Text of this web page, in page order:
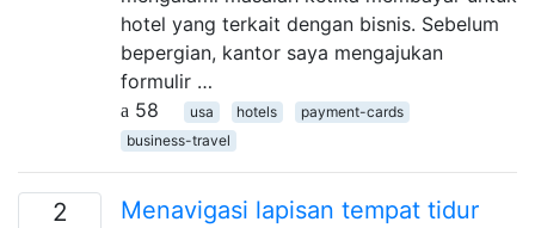
hotel yang terkait dengan bisnis. Sebelum
bepergian, kantor saya mengajukan
formulir …
58
usa hotels
payment-cards
business-travel
2
Menavigasi lapisan tempat tidur